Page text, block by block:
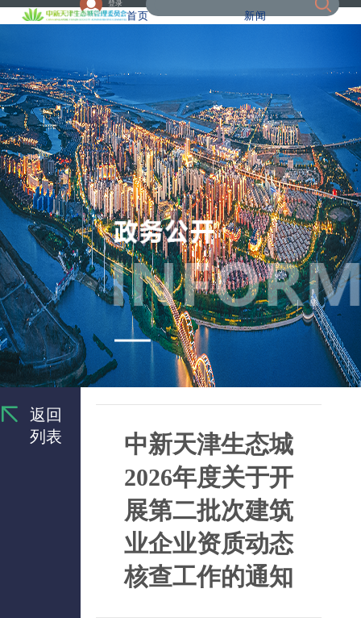
登录
首页 新闻
返回
列表
中新天津生态城
2026年度关于开
展第二批次建筑
业企业资质动态
核查工作的通知